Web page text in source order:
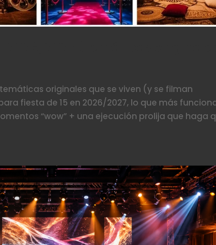
originales que se viven (y se filman
fiesta de 15 en 2026/2027, lo que más
“wow” + una ejecución prolija que haga